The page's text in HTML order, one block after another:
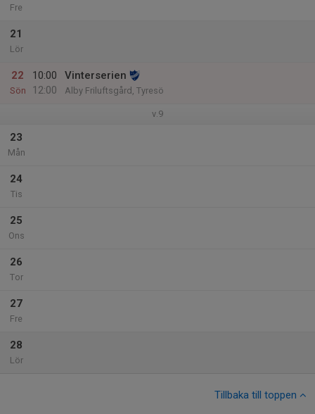
Fre
21
Lör
22
Sön
10:00
12:00
Vinterserien
Alby Friluftsgård, Tyresö
v.9
23
Mån
24
Tis
25
Ons
26
Tor
27
Fre
28
Lör
Tillbaka till toppen